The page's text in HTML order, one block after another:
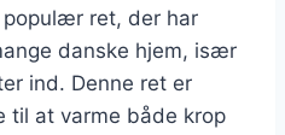
populær ret, der har
danske hjem, især
ind. Denne ret er
til at varme både krop